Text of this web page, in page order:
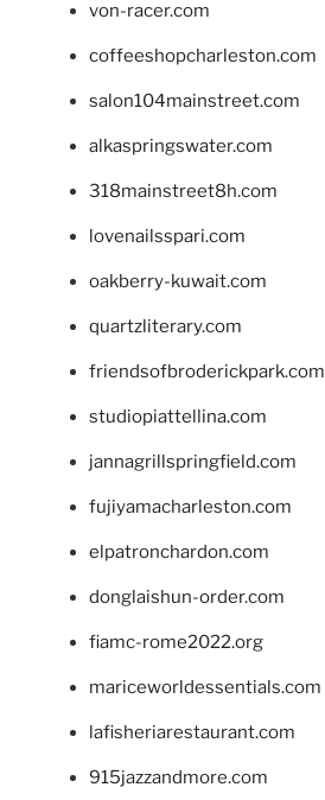
von-racer.com
coffeeshopcharleston.com
salon104mainstreet.com
alkaspringswater.com
318mainstreet8h.com
lovenailsspari.com
oakberry-kuwait.com
quartzliterary.com
friendsofbroderickpark.com
studiopiattellina.com
jannagrillspringfield.com
fujiyamacharleston.com
elpatronchardon.com
donglaishun-order.com
fiamc-rome2022.org
mariceworldessentials.com
lafisheriarestaurant.com
915jazzandmore.com